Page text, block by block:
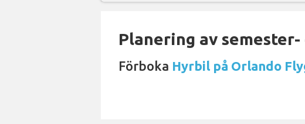
Planering av
Förboka Hyrbil på Orlando